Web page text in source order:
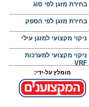
בחירת מזגן לפי סוג
בחירת מזגן לפי הספק
ניקוי מקצועי למזגן עילי
ניקוי מקצועי למערכות
VRF
מומלץ על-ידי: